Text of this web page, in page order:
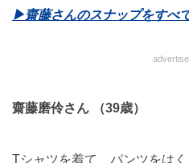
▶︎齋藤さんのスナップをすべ
齋藤磨伶さん （39歳）
Tシャツを着て、パンツをは